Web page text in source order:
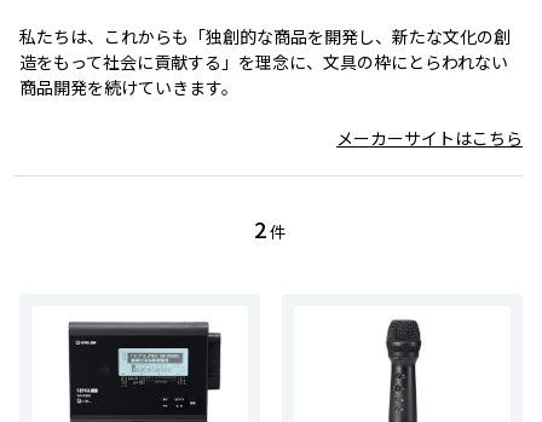
私たちは、これからも「独創的な商品を開発し、新たな文化の創
造をもって社会に貢献する」を理念に、文具の枠にとらわれない
商品開発を続けていきます。
メーカーサイトはこちら
2件